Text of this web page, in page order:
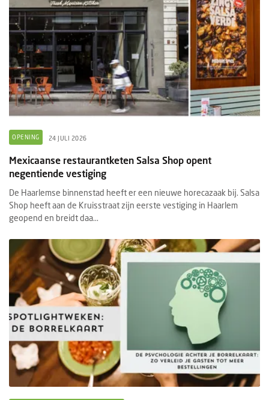
OPENING 24 JULI 2026
Mexicaanse restaurantketen Salsa Shop opent
negentiende vestiging
De Haarlemse binnenstad heeft er een nieuwe horecazaak bij. Salsa
Shop heeft aan de Kruisstraat zijn eerste vestiging in Haarlem
geopend en breidt daa...